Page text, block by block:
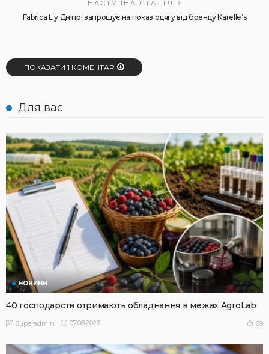
НАСТУПНА СТАТТЯ
Fabrica L у Дніпрі запрошує на показ одягу від бренду Karelle’s
ПОКАЗАТИ 1 КОМЕНТАР
Для вас
НОВИНИ
40 господарств отримають обладнання в межах AgroLab
Superadmin 07.08.2026 89